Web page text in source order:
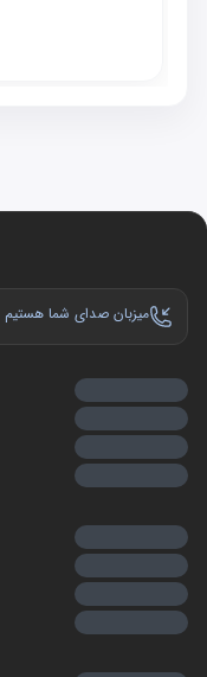
میزبان صدای شما هستیم